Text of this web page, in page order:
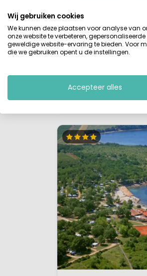
Een van de mooiste
camping Bi Village. Een
camping direkt aan een
kiezelstrand aan de
Kroatië te noemen. De
slechts 5 km. van Pula, de
Bekijk details
Wij gebruiken cookies
We kunnen deze plaatsen voor analyse van
onze website te verbeteren,
geweldige website-ervaring te bieden. Voor
die we gebruiken opent u de instellingen.
Accepteer alles